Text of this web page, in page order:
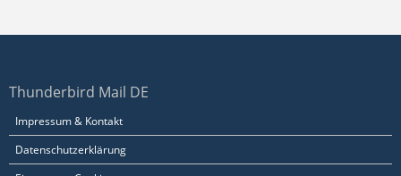
Thunderbird Mail DE
Impressum & Kontakt
Datenschutzerklärung